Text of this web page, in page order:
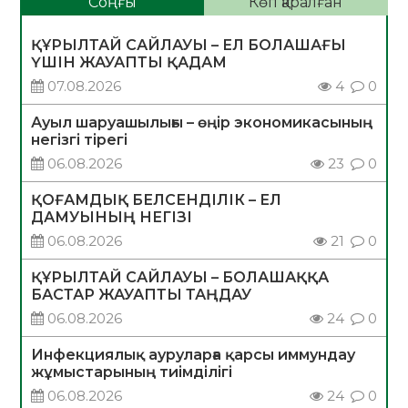
ҚҰРЫЛТАЙ САЙЛАУЫ – ЕЛ БОЛАШАҒЫ
ҮШІН ЖАУАПТЫ ҚАДАМ
07.08.2026
4 0
Ауыл шаруашылығы – өңір экономикасының
негізгі тірегі
06.08.2026
23 0
ҚОҒАМДЫҚ БЕЛСЕНДІЛІК – ЕЛ
ДАМУЫНЫҢ НЕГІЗІ
06.08.2026
21 0
ҚҰРЫЛТАЙ САЙЛАУЫ – БОЛАШАҚҚА
БАСТАР ЖАУАПТЫ ТАҢДАУ
06.08.2026
24 0
Инфекциялық ауруларға қарсы иммундау
жұмыстарының тиімділігі
06.08.2026
24 0